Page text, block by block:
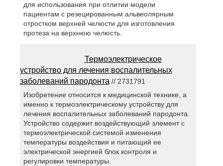
для использования при отлитии модели
пациентам с резецированным альвеолярным
отростком верхней челюсти для изготовления
протеза на верхнюю челюсть.
Термоэлектрическое
устройство для лечения воспалительных
заболеваний пародонта // 2731791
Изобретение относится к медицинской технике, а
именно к термоэлектрическому устройству для
лечения воспалительных заболеваний пародонта.
Устройство содержит воздействующий элемент с
термоэлектрической системой изменения
температуры воздействия и питающий ее
электрической энергией блок контроля и
регулировки температуры.